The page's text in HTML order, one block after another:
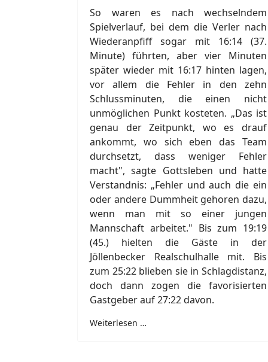
So waren es nach wechselndem
Spielverlauf, bei dem die Verler nach
Wiederanpfiff sogar mit 16:14 (37.
Minute) führten, aber vier Minuten
später wieder mit 16:17 hinten lagen,
vor allem die Fehler in den zehn
Schlussminuten, die einen nicht
unmöglichen Punkt kosteten. „Das ist
genau der Zeitpunkt, wo es drauf
ankommt, wo sich eben das Team
durchsetzt, dass weniger Fehler
macht", sagte Gottsleben und hatte
Verstandnis: „Fehler und auch die ein
oder andere Dummheit gehoren dazu,
wenn man mit so einer jungen
Mannschaft arbeitet." Bis zum 19:19
(45.) hielten die Gäste in der
Jöllenbecker Realschulhalle mit. Bis
zum 25:22 blieben sie in Schlagdistanz,
doch dann zogen die favorisierten
Gastgeber auf 27:22 davon.
Weiterlesen …